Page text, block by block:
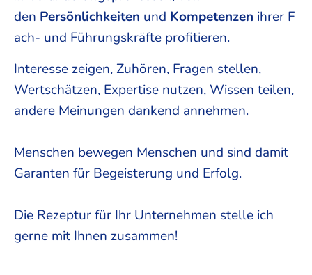
den Persönlichkeiten und Kompetenzen ihrer F
ach- und Führungskräfte profitieren.
Interesse zeigen, Zuhören, Fragen stellen,
Wertschätzen, Expertise nutzen, Wissen teilen,
andere Meinungen dankend annehmen.
Menschen bewegen Menschen und sind damit
Garanten für Begeisterung und Erfolg.
Die Rezeptur für Ihr Unternehmen stelle ich
gerne mit Ihnen zusammen!